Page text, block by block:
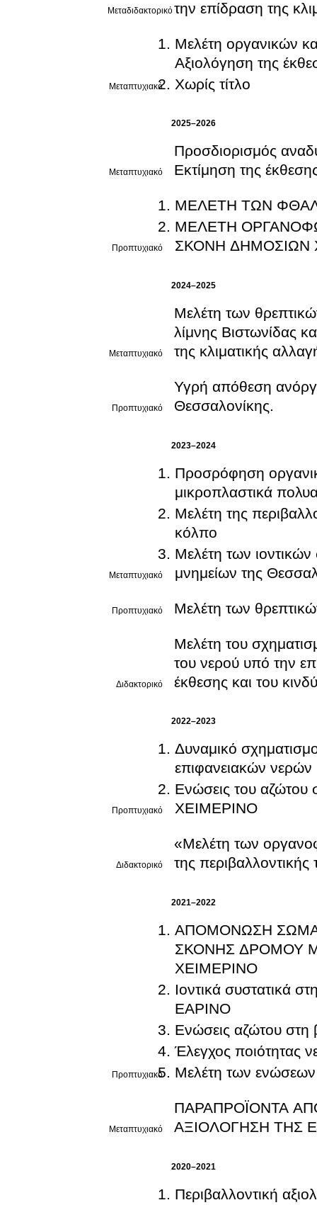
Μεταδιδακτορικότην επίδραση της
Μεταπτυχιακό
Μελέτη οργανικών
Αξιολόγηση της
Χωρίς τίτλο
2025–2026
Μεταπτυχιακό
Προσδιορισμός
Εκτίμηση της
Προπτυχιακό
ΜΕΛΕΤΗ ΤΩΝ
ΜΕΛΕΤΗ
ΣΚΟΝΗ ΔΗΜΟΣΙΩΝ
2024–2025
Μεταπτυχιακό
Μελέτη των
λίμνης Βιστωνίδας
της κλιματικής
Προπτυχιακό
Υγρή απόθεση
Θεσσαλονίκης.
2023–2024
Μεταπτυχιακό
Προσρόφηση
μικροπλαστικά
Μελέτη της
κόλπο
Μελέτη των
μνημείων της
Προπτυχιακό Μελέτη των
Διδακτορικό
Μελέτη του
του νερού υπό την
έκθεσης και του
2022–2023
Προπτυχιακό
Δυναμικό
επιφανειακών νερών
Ενώσεις του αζώτου στην
ΧΕΙΜΕΡΙΝΟ
Διδακτορικό
«Μελέτη των
της περιβαλλοντικής
2021–2022
Προπτυχιακό
ΑΠΟΜΟΝΩΣΗ ΣΩΜΑΤΙΔΙΩΝ
ΣΚΟΝΗΣ ΔΡΟΜΟΥ
ΧΕΙΜΕΡΙΝΟ
Ιοντικά συστατικά
ΕΑΡΙΝΟ
Ενώσεις αζώτου στη
Έλεγχος ποιότητας
Μελέτη των
Μεταπτυχιακό
ΠΑΡΑΠΡΟΪΟΝΤΑ
ΑΞΙΟΛΟΓΗΣΗ ΤΗΣ
2020–2021
Περιβαλλοντική